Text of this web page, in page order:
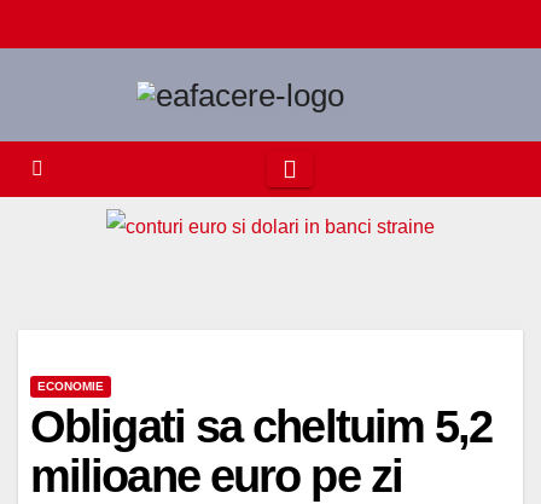
to
ECONOMIE
Obligati sa cheltuim 5,2
milioane euro pe zi